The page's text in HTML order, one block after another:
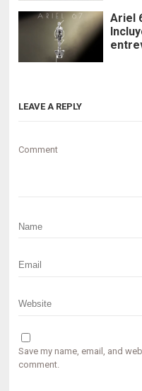
Ariel
LEAVE A REPLY
Comment
Save my name, email, and
comment.